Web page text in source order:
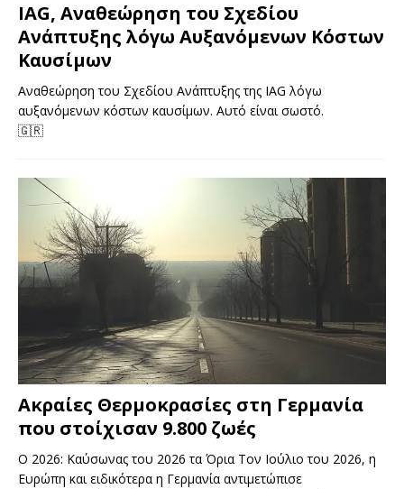
IAG, Αναθεώρηση του Σχεδίου
Ανάπτυξης λόγω Αυξανόμενων Κόστων
Καυσίμων
Αναθεώρηση του Σχεδίου Ανάπτυξης της IAG λόγω
αυξανόμενων κόστων καυσίμων. Αυτό είναι σωστό.
🇬🇷
Ακραίες Θερμοκρασίες στη Γερμανία
που στοίχισαν 9.800 ζωές
Ο 2026: Καύσωνας του 2026 τα Όρια Τον Ιούλιο του 2026, η
Ευρώπη και ειδικότερα η Γερμανία αντιμετώπισε